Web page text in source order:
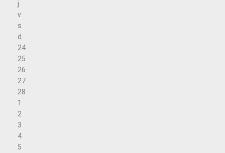
j
v
s
d
24
25
26
27
28
1
2
3
4
5